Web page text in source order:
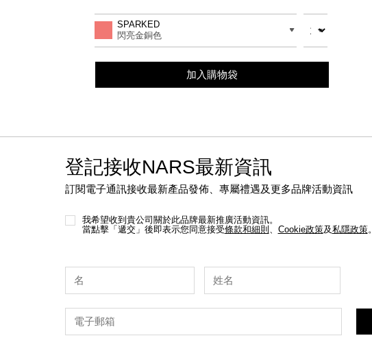
to
options
Actions
差別
SPARKED
閃亮金銅色
數量
加入購物袋
登記接收NARS最新資訊
訂閱電子通訊接收最新產品發佈、專屬禮遇及更多品牌活動資訊
我希望收到貴公司關於此品牌最新推廣活動資訊。
當點擊「遞交」後即表示您同意接受條款和細則 Cookie政策及私隱政策。